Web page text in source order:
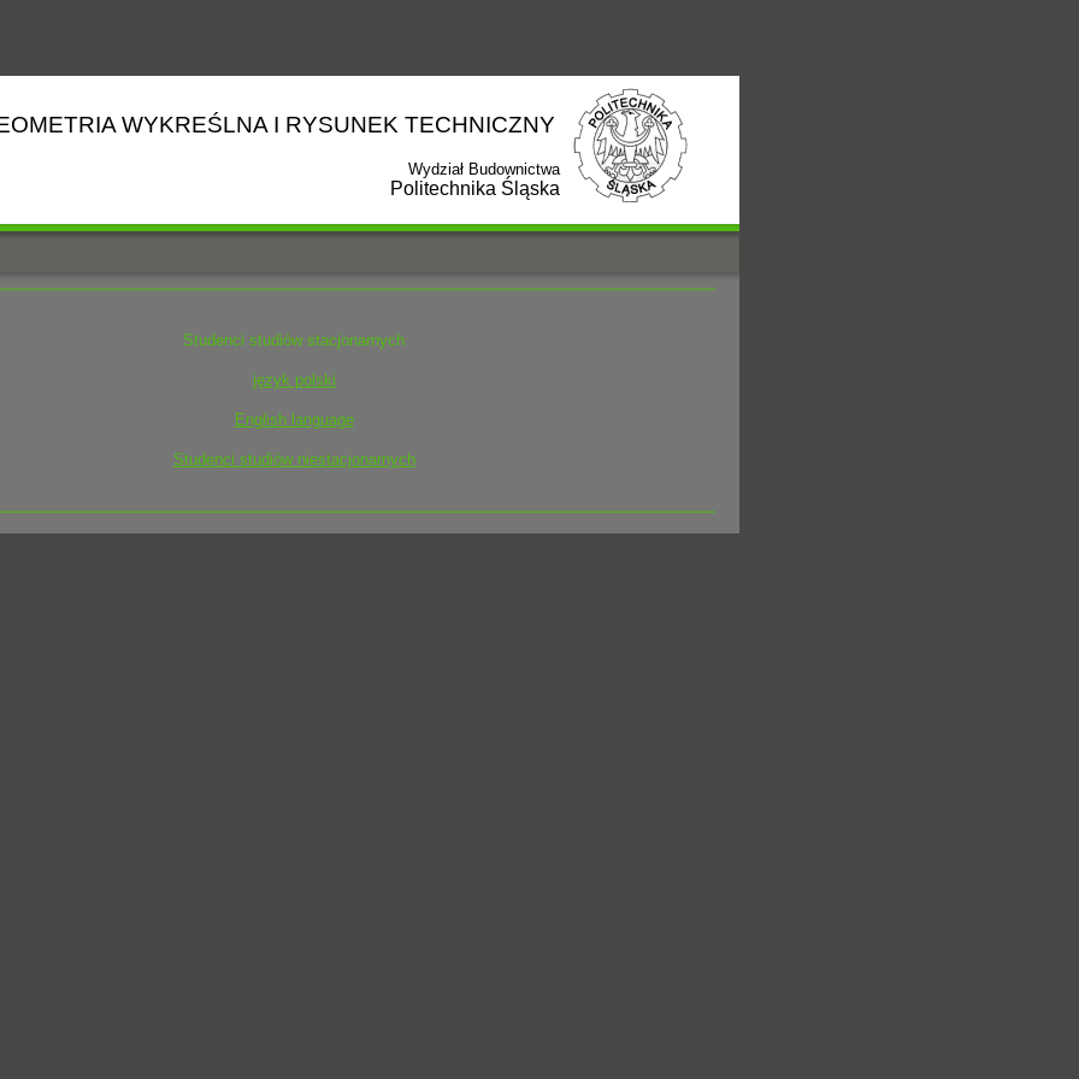
WYKREŚLNA I RYSUNEK TECHNICZNY
Wydział Budownictwa
Politechnika Śląska
Studenci studiów stacjonarnych
język polski
English language
Studenci studiów niestacjonarnych